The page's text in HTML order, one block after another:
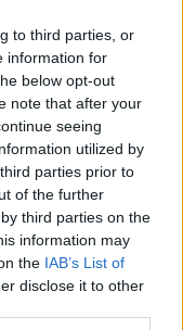
to third parties, or
information for
below opt-out
note that after your
seeing
utilized by
parties prior to
of the further
third parties on the
information may
the IAB’s List of
disclose it to other